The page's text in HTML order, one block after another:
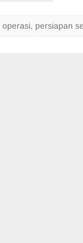
operasi, persiapan